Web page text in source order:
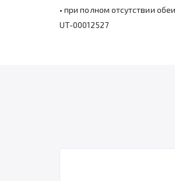
• при полном отсутствии
UT-00012527